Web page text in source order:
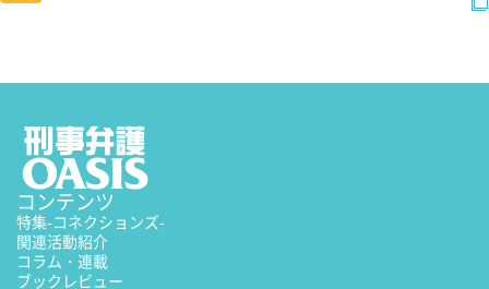
コンテンツ
特集-コネクションズ-
関連活動紹介
コラム・連載
ブックレビュー